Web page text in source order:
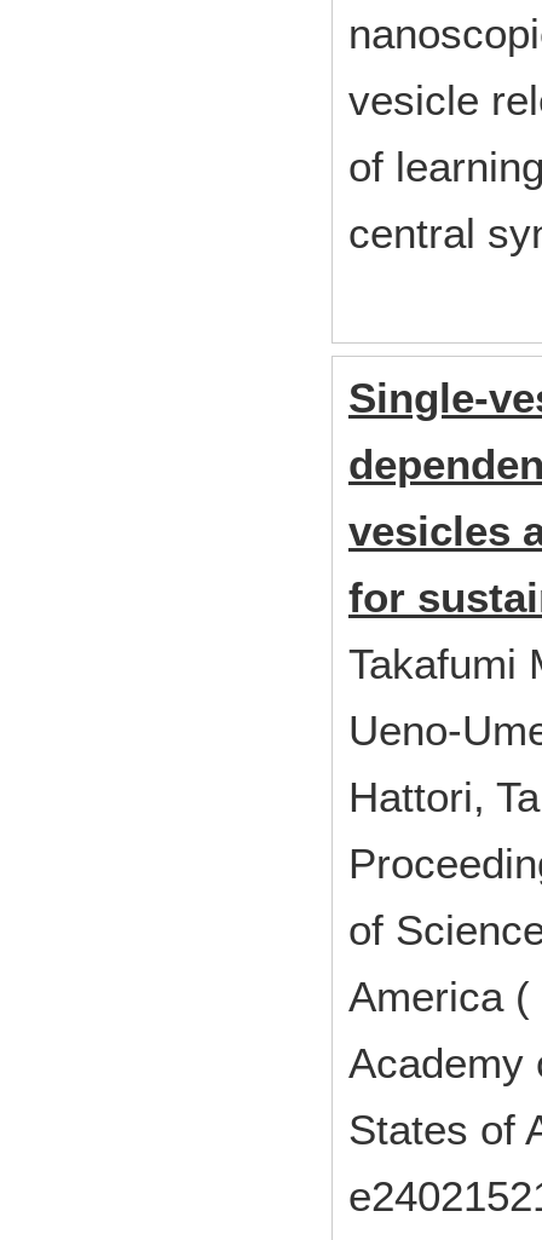
vesicle
of
central
Single-
vesicles
for
Takafumi
Ueno-
Hattori,
of
America (
Academy
States of